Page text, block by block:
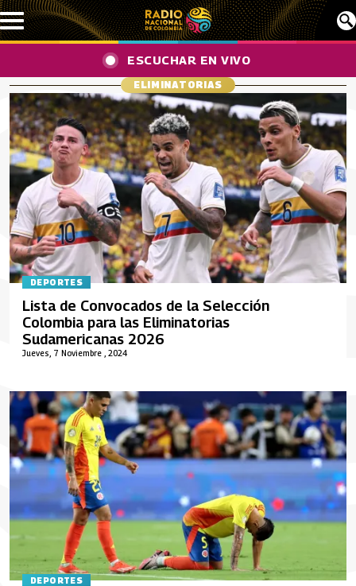
Pasar al contenido principal
ESCUCHAR EN VIVO
ELIMINATORIAS
DEPORTES
Jueves, 7 Noviembre , 2024
Lista de Convocados de la Selección
Colombia para las Eliminatorias
Sudamericanas 2026
DEPORTES